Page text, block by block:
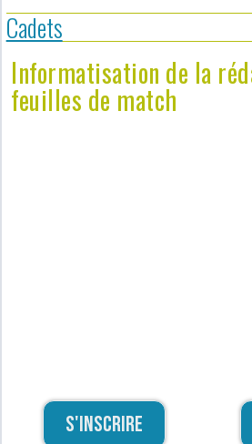
Cadets
Informatisation de la
feuilles de match
S'inscrire